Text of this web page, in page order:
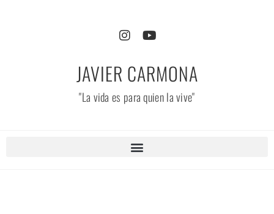
JAVIER CARMONA
"La vida es para quien la vive"